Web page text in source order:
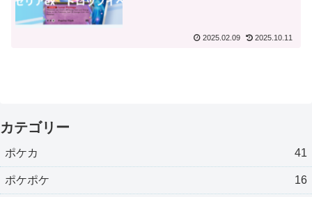
2025.02.09 2025.10.11
カテゴリー
ポケカ 41
ポケポケ 16